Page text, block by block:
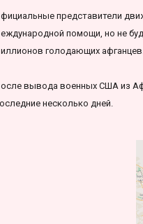
представители
помощи, но не
голодающих афганцев.
вывода военных США из
несколько дней.